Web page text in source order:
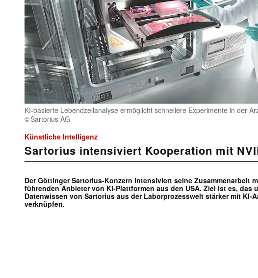
KI-basierte Lebendzellanalyse ermöglicht schnellere Experimente in der
Sartorius AG
Künstliche Intelligenz
Sartorius intensiviert Kooperation mit
Der Göttinger Sartorius-Konzern intensiviert seine Zusammenarbeit
führenden Anbieter von KI-Plattformen aus den USA. Ziel ist es, das
Datenwissen von Sartorius aus der Laborprozesswelt stärker mit KI-
verknüpfen.